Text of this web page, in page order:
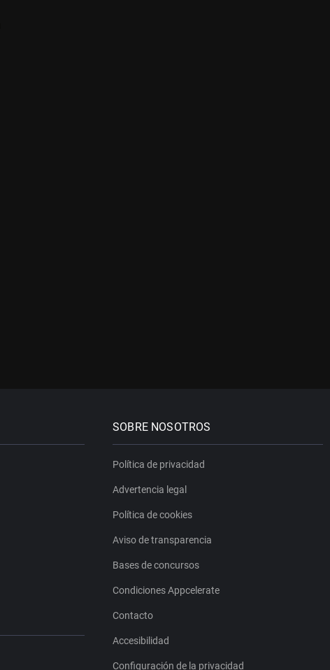
SOBRE NOSOTROS
Política de privacidad
Advertencia legal
Política de cookies
Aviso de transparencia
Bases de concursos
Condiciones Appcelerate
Contacto
Accesibilidad
Configuración de la privacidad